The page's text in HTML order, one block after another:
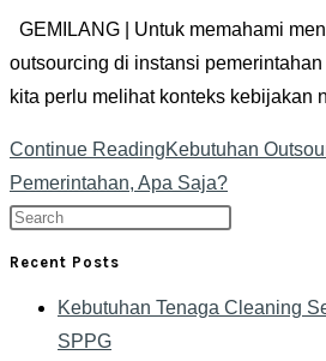
GEMILANG | Untuk memahami
outsourcing di instansi
kita perlu melihat konteks kebijakan
Continue ReadingKebutuhan
Pemerintahan, Apa Saja?
Recent Posts
Kebutuhan Tenaga Cleaning
SPPG